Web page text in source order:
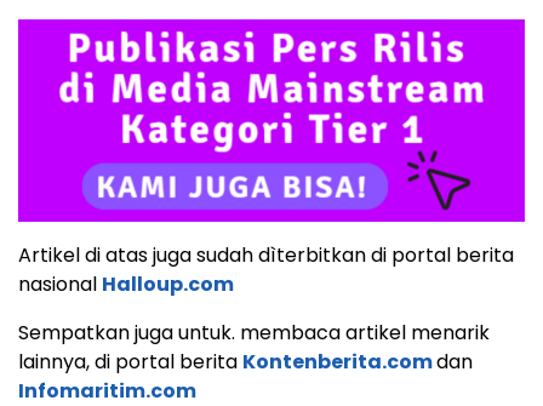
Artikel di atas juga sudah dìterbitkan di portal berita
nasional Halloup.com
Sempatkan juga untuk. membaca artikel menarik
lainnya, di portal berita Kontenberita.comdan
Infomaritim.com